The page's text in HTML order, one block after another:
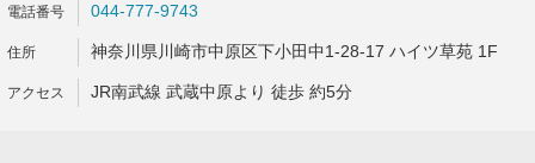
044-777-9743
神奈川県川崎市中原区下小田中1-28-17 ハイツ草苑 1F
JR南武線 武蔵中原より 徒歩 約5分